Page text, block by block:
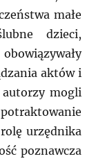
małe
dzieci,
aktów i
autorzy mogli
urzędnika
poznawcza